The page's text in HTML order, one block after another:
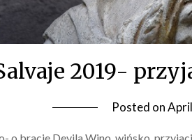
2019-
Posted on